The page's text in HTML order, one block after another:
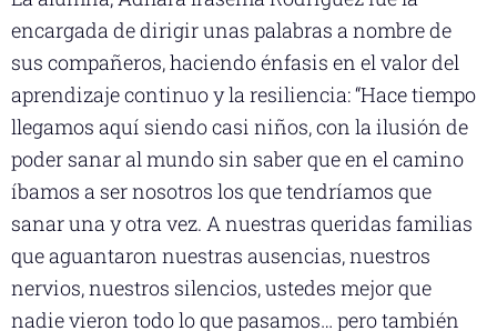
encargada de dirigir unas palabras a nombre de
sus compañeros, haciendo énfasis en el valor del
aprendizaje continuo y la resiliencia: “Hace tiempo
llegamos aquí siendo casi niños, con la ilusión de
poder sanar al mundo sin saber que en el camino
íbamos a ser nosotros los que tendríamos que
sanar una y otra vez. A nuestras queridas familias
que aguantaron nuestras ausencias, nuestros
nervios, nuestros silencios, ustedes mejor que
nadie vieron todo lo que pasamos… pero también